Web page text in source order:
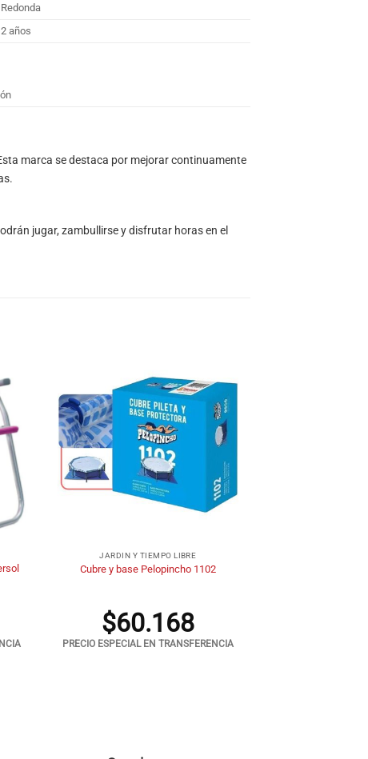
Redonda
2 años
marca se destaca por mejorar continuamente
jugar, zambullirse y disfrutar horas en el
JARDIN Y TIEMPO LIBRE
Cubre y base Pelopincho 1102
$60.168
PRECIO ESPECIAL EN TRANSFERENCIA